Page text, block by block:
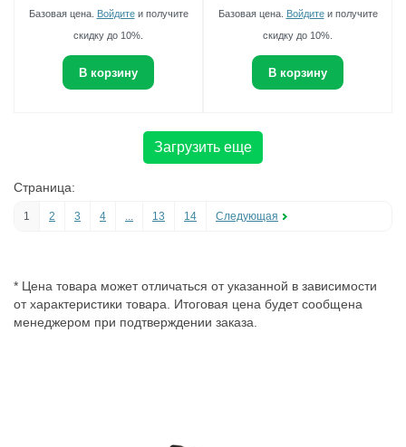
Базовая цена. Войдитеи получите
скидку до 10%.
В корзину
Базовая цена. Войдитеи получите
скидку до 10%.
В корзину
Загрузить еще
Страница:
1 2 3 4 ... 13 14 Следующая
* Цена товара может отличаться от указанной в зависимости
от характеристики товара. Итоговая цена будет сообщена
менеджером при подтверждении заказа.